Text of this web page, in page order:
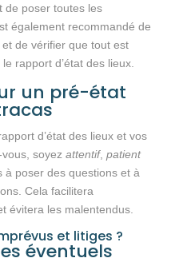
de poser toutes les
également recommandé de
de vérifier que tout est
rapport d’état des lieux.
un pré-état
d’état des lieux et vos
soyez attentif, patient
à poser des questions et à
Cela facilitera
évitera les malentendus.
et litiges ?
éventuels